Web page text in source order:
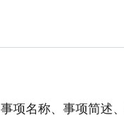
事项名称、事项简述